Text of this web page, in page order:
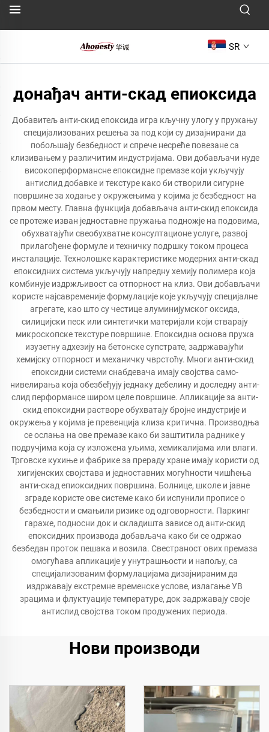
SR
донађач анти-скад епиоксида
Добавитељ анти-скид епоксида игра кључну улогу у пружању
специјализованих решења за под који су дизајнирани да
побољшају безбедност и спрече несреће повезане са
клизивањем у различитим индустријама. Ови добављачи нуде
високоперформансне епоксидне премазе који укључују
антислид добавке и текстуре како би створили сигурне
површине за ходање у окружењима у којима је безбедност на
првом месту. Главна функција добављача анти-скид епоксида
се протеже изван једноставне пружања подножје на подовима,
обухватајући свеобухватне консултационе услуге, развој
прилагођене формуле и техничку подршку током процеса
инсталације. Технолошке карактеристике модерних анти-скад
епоксидних система укључују напредну хемију полимера која
комбинује издржљивост са отпорност на клиз. Ови добављачи
користе најсавременије формулације које укључују специјалне
агрегате, као што су честице алуминијумског оксида,
силицијски песк или синтетички материјали који стварају
микроскопске текстуре површине. Епоксидна основа пружа
изузетну адхезију на бетонске супстрате, задржавајући
хемијску отпорност и механичку чврстоћу. Многи анти-скид
епоксидни системи снабдевача имају својства само-
нивелирања која обезбеђују једнаку дебелину и доследну анти-
слид перформансе широм целе површине. Апликације за анти-
скид епоксидни растворе обухватају бројне индустрије и
окружења у којима је превенција клиза критична. Производња
се ослања на ове премазе како би заштитила раднике у
подручјима која су изложена уљима, хемикалијама или влаги.
Трговске кухиње и фабрике за прераду хране имају користи од
хигијенских својстава и једноставних могућности чишћења
анти-скад епиоксидних површина. Болнице, школе и јавне
зграде користе ове системе како би испунили прописе о
безбедности и смањили ризике од одговорности. Паркинг
гараже, подносни док и складишта зависе од анти-скид
епоксидних производа добављача како би се одржао
безбедан проток пешака и возила. Свестраност ових премаза
омогућава апликације у унутрашњости и напољу, са
специјализованим формулацијама дизајнираним да
издржавају екстремне временске услове, излагање УВ
зрацима и флуктуације температуре, док задржавају своје
антислид својства током продужених периода.
Нови производи